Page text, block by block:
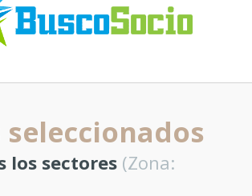
los sectores (Zona: